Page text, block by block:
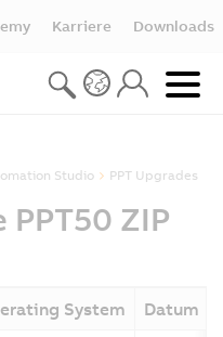
Karriere Downloads
Studio PPT Upgrades
ZIP
System
Datum